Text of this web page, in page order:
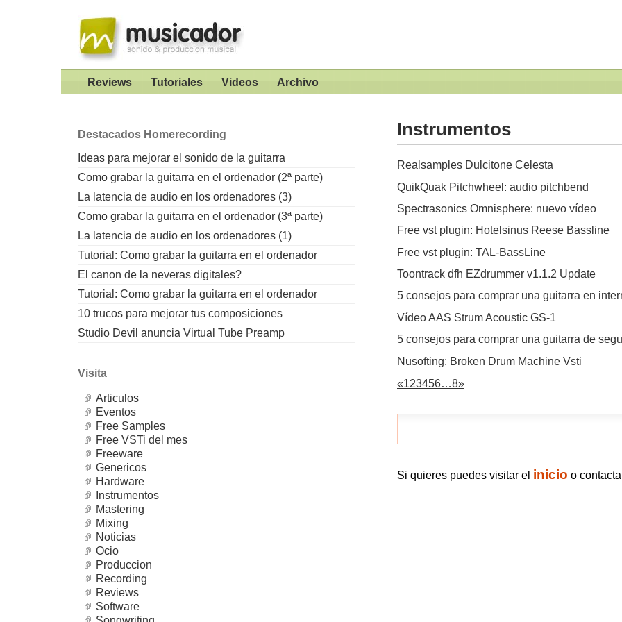
Instrumentos
Realsamples Dulcitone Celesta
QuikQuak Pitchwheel: audio pitchbend
Spectrasonics Omnisphere: nuevo vídeo
Free vst plugin: Hotelsinus Reese Bassline
Free vst plugin: TAL-BassLine
Toontrack dfh EZdrummer v1.1.2 Update
5 consejos para comprar una guitarra en
Vídeo AAS Strum Acoustic GS-1
5 consejos para comprar una guitarra de
Nusofting: Broken Drum Machine Vsti
«123456…8»
Si quieres puedes visitar el inicio o
Reviews Tutoriales Videos Archivo
Destacados Homerecording
Ideas para mejorar el sonido de la guitarra
Como grabar la guitarra en el ordenador (2ª parte)
La latencia de audio en los ordenadores (3)
Como grabar la guitarra en el ordenador (3ª parte)
La latencia de audio en los ordenadores (1)
Tutorial: Como grabar la guitarra en el ordenador
El canon de la neveras digitales?
Tutorial: Como grabar la guitarra en el ordenador
10 trucos para mejorar tus composiciones
Studio Devil anuncia Virtual Tube Preamp
Visita
Articulos
Eventos
Free Samples
Free VSTi del mes
Freeware
Genericos
Hardware
Instrumentos
Mastering
Mixing
Noticias
Ocio
Produccion
Recording
Reviews
Software